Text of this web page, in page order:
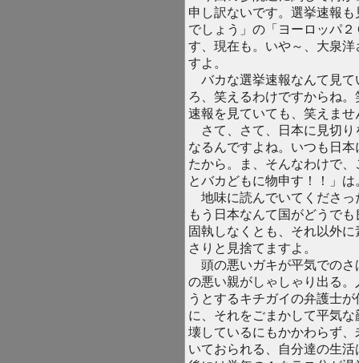
申し訳ないです。選挙速報
でしょう」の「ヨーロッパ
す、現在も。いや～、大泉
すよ。
バカな選挙速報なんて見て
ろ、笑えるわけですからね
速報を見ていても、笑えませ
さて、さて、日本に見切り
なるんですよね。いつも日
たから。ま、そんなわけで
とバカどもに物申す！！」は
地味に読んでいてくださっ
もう日本なんて国がどうで
固執しなくとも、それ以外
さりと見捨てますよ。
頭の悪いガキが平気でのさ
の悪い親がしゃしゃり出る
うとするキチガイの弁護士
に、それをごまかして平気
壊しているにもかかわらず
いておられる、自分達の生